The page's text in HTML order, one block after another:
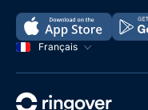
Français